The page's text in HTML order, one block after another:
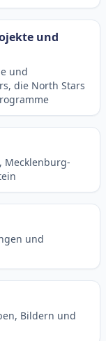
und
und
die North Stars
Mecklenburg-
und
Bildern und